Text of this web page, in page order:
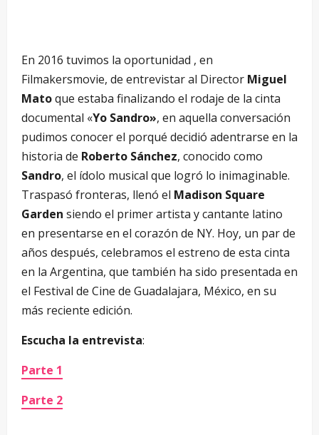
En 2016 tuvimos la oportunidad , en
Filmakersmovie, de entrevistar al Director Miguel
Matoque estaba finalizando el rodaje de la cinta
documental «Yo Sandro», en aquella conversación
pudimos conocer el porqué decidió adentrarse en la
historia de Roberto Sánchez, conocido como
Sandro, el ídolo musical que logró lo inimaginable.
Traspasó fronteras, llenó el Madison Square
Garden siendo el primer artista y cantante latino
en presentarse en el corazón de NY. Hoy, un par de
años después, celebramos el estreno de esta cinta
en la Argentina, que también ha sido presentada en
el Festival de Cine de Guadalajara, México, en su
más reciente edición.
Escucha la entrevista:
Parte 1
Parte 2